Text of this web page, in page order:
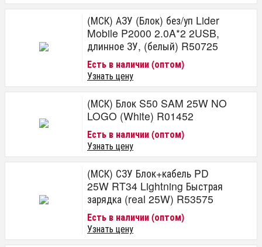
(МСК) АЗУ (Блок) без/уп Lider
Mobile P2000 2.0A*2 2USB,
длинное ЗУ, (белый) R50725
Есть в наличии (оптом)
Узнать цену
(МСК) Блок S50 SAM 25W NO
LOGO (White) R01452
Есть в наличии (оптом)
Узнать цену
(МСК) СЗУ Блок+кабель PD
25W RT34 Lightning Быстрая
зарядка (real 25W) R53575
Есть в наличии (оптом)
Узнать цену